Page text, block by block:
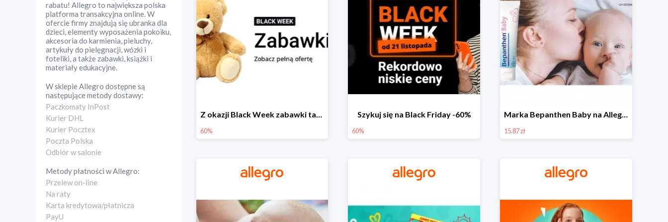
rabatu! Allegro to największa polska
platforma transakcyjna online. W
ofercie firmy znajdują się ubranka dla
dzieci, elementy wyposażenia pokoiku,
akcesoria do karmienia, pieluchy,
artykuły do pielęgnacji, wózki i
foteliki, a także zabawki, książki i
materiały edukacyjne.
W sklepieAllegro dostępne są
następujące metody dostawy:
Paczkomaty InPost
Kurier DHL
Kurier Pocztex
Poczta Polska
Odbiór w salonie
Metody płatności wAllegro:
Przelew on-line
Na raty
Karta kredytowa/płatnicza
PayU
Z okazji Black Week zabawki taniej na allegro.pl
60%
Szykuj się na Black Friday -60%
60%
Marka Bepanthen Baby na Allegro od 15,87 zł!
15.87 zł